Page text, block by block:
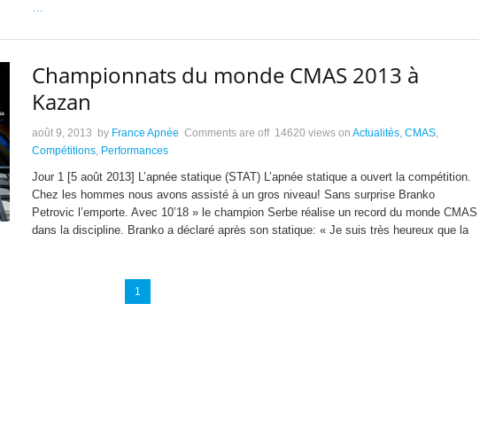
…
Championnats du monde CMAS 2013 à
Kazan
août 9, 2013 by France Apnée Comments are off 14620 views on Actualités, CMAS,
Compétitions, Performances
Jour 1 [5 août 2013] L’apnée statique (STAT) L’apnée statique a ouvert la compétition.
Chez les hommes nous avons assisté à un gros niveau! Sans surprise Branko
Petrovic l’emporte. Avec 10’18 » le champion Serbe réalise un record du monde CMAS
dans la discipline. Branko a déclaré après son statique: « Je suis très heureux que la
1